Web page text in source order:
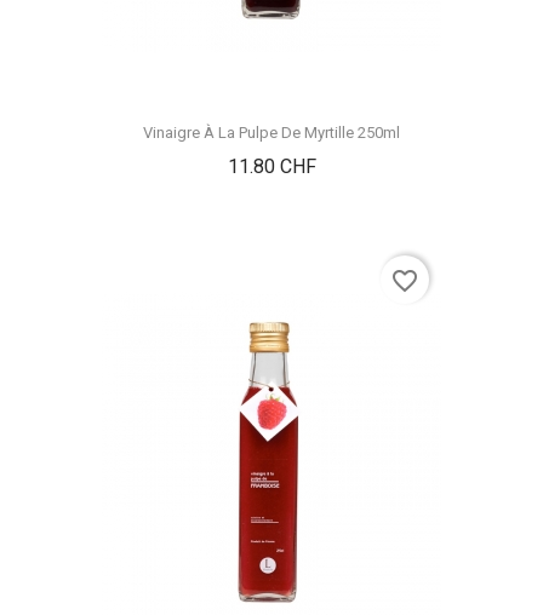
Vinaigre À La Pulpe De Myrtille 250ml
11.80 CHFPrix
favorite_border